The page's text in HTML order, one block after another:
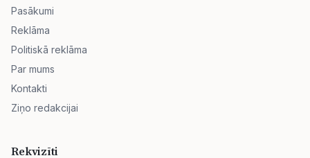
Pasākumi
Reklāma
Politiskā reklāma
Par mums
Kontakti
Ziņo redakcijai
Rekvizīti